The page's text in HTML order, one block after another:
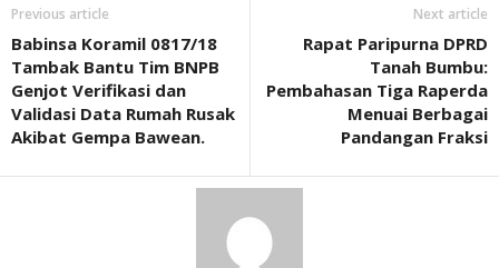
Previous article
Babinsa Koramil 0817/18
Tambak Bantu Tim BNPB
Genjot Verifikasi dan
Validasi Data Rumah Rusak
Akibat Gempa Bawean.
Next article
Rapat Paripurna DPRD
Tanah Bumbu:
Pembahasan Tiga Raperda
Menuai Berbagai
Pandangan Fraksi